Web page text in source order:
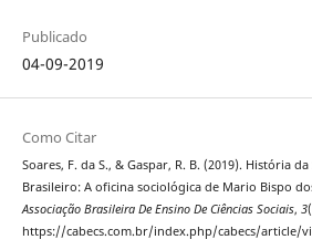
Publicado
04-09-2019
Como Citar
Soares, F. da S., & Gaspar, R. B. (2019). História
Brasileiro: A oficina sociológica de Mario Bispo
Associação Brasileira De Ensino De Ciências Sociais, 3
https://cabecs.com.br/index.php/cabecs/article/